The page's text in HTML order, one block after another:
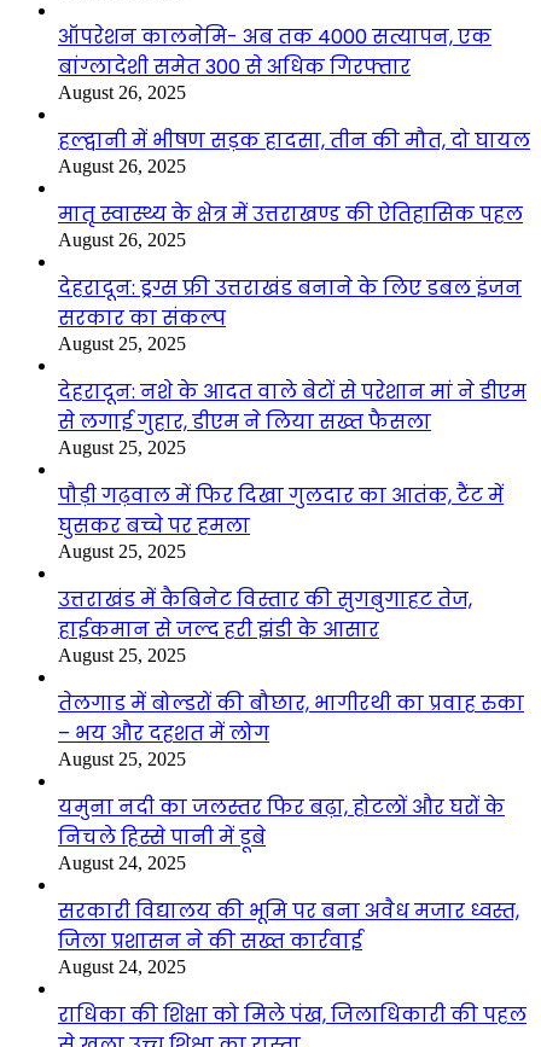
ऑपरेशन कालनेमि- अब तक 4000 सत्यापन, एक
बांग्लादेशी समेत 300 से अधिक गिरफ्तार
August 26, 2025
हल्द्वानी में भीषण सड़क हादसा, तीन की मौत, दो घायल
August 26, 2025
मातृ स्वास्थ्य के क्षेत्र में उत्तराखण्ड की ऐतिहासिक पहल
August 26, 2025
देहरादून: ड्रग्स फ्री उत्तराखंड बनाने के लिए डबल इंजन
सरकार का संकल्प
August 25, 2025
देहरादून: नशे के आदत वाले बेटों से परेशान मां ने डीएम
से लगाई गुहार, डीएम ने लिया सख्त फैसला
August 25, 2025
पौड़ी गढ़वाल में फिर दिखा गुलदार का आतंक, टैंट में
घुसकर बच्चे पर हमला
August 25, 2025
उत्तराखंड में कैबिनेट विस्तार की सुगबुगाहट तेज,
हाईकमान से जल्द हरी झंडी के आसार
August 25, 2025
तेलगाड में बोल्डरों की बौछार, भागीरथी का प्रवाह रुका
– भय और दहशत में लोग
August 25, 2025
यमुना नदी का जलस्तर फिर बढ़ा, होटलों और घरों के
निचले हिस्से पानी में डूबे
August 24, 2025
सरकारी विद्यालय की भूमि पर बना अवैध मजार ध्वस्त,
जिला प्रशासन ने की सख्त कार्रवाई
August 24, 2025
राधिका की शिक्षा को मिले पंख, जिलाधिकारी की पहल